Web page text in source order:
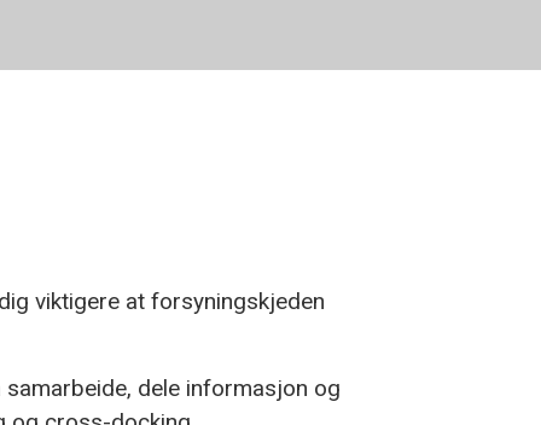
viktigere at forsyningskjeden
dele informasjon og